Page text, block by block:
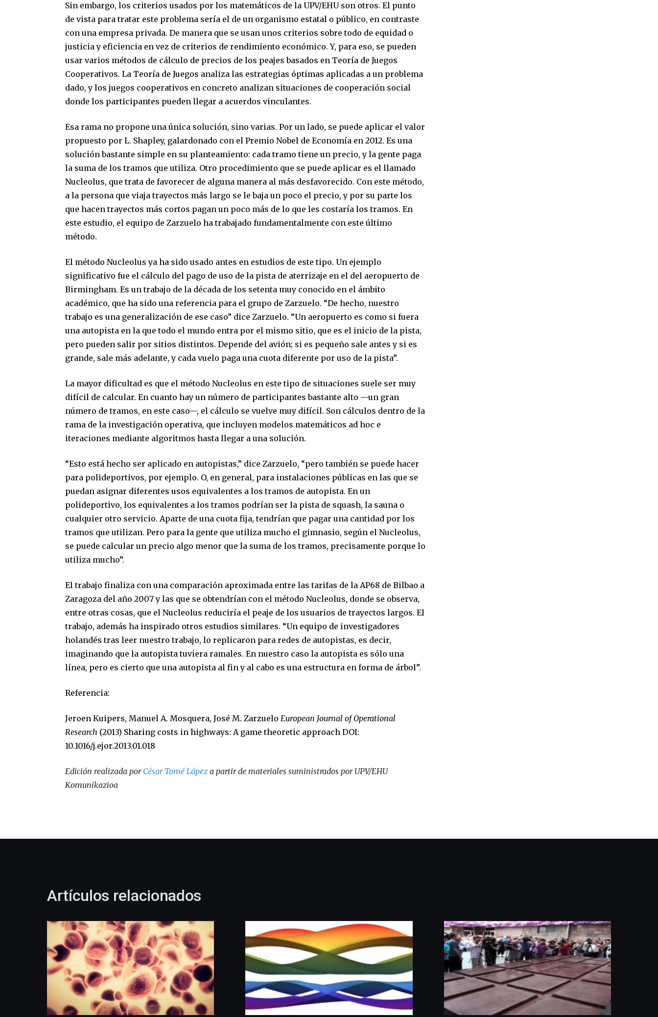
Sin embargo, los criterios usados por los matemáticos de la UPV/EHU son otros. El punto
de vista para tratar este problema sería el de un organismo estatal o público, en contraste
con una empresa privada. De manera que se usan unos criterios sobre todo de equidad o
justicia y eficiencia en vez de criterios de rendimiento económico. Y, para eso, se pueden
usar varios métodos de cálculo de precios de los peajes basados en Teoría de Juegos
Cooperativos. La Teoría de Juegos analiza las estrategias óptimas aplicadas a un problema
dado, y los juegos cooperativos en concreto analizan situaciones de cooperación social
donde los participantes pueden llegar a acuerdos vinculantes.
Esa rama no propone una única solución, sino varias. Por un lado, se puede aplicar el valor
propuesto por L. Shapley, galardonado con el Premio Nobel de Economía en 2012. Es una
solución bastante simple en su planteamiento: cada tramo tiene un precio, y la gente paga
la suma de los tramos que utiliza. Otro procedimiento que se puede aplicar es el llamado
Nucleolus, que trata de favorecer de alguna manera al más desfavorecido. Con este método,
a la persona que viaja trayectos más largo se le baja un poco el precio, y por su parte los
que hacen trayectos más cortos pagan un poco más de lo que les costaría los tramos. En
este estudio, el equipo de Zarzuelo ha trabajado fundamentalmente con este último
método.
El método Nucleolus ya ha sido usado antes en estudios de este tipo. Un ejemplo
significativo fue el cálculo del pago de uso de la pista de aterrizaje en el del aeropuerto de
Birmingham. Es un trabajo de la década de los setenta muy conocido en el ámbito
académico, que ha sido una referencia para el grupo de Zarzuelo. “De hecho, nuestro
trabajo es una generalización de ese caso” dice Zarzuelo. “Un aeropuerto es como si fuera
una autopista en la que todo el mundo entra por el mismo sitio, que es el inicio de la pista,
pero pueden salir por sitios distintos. Depende del avión; si es pequeño sale antes y si es
grande, sale más adelante, y cada vuelo paga una cuota diferente por uso de la pista”.
La mayor dificultad es que el método Nucleolus en este tipo de situaciones suele ser muy
difícil de calcular. En cuanto hay un número de participantes bastante alto —un gran
número de tramos, en este caso—, el cálculo se vuelve muy difícil. Son cálculos dentro de la
rama de la investigación operativa, que incluyen modelos matemáticos ad hoc e
iteraciones mediante algoritmos hasta llegar a una solución.
“Esto está hecho ser aplicado en autopistas,” dice Zarzuelo, “pero también se puede hacer
para polideportivos, por ejemplo. O, en general, para instalaciones públicas en las que se
puedan asignar diferentes usos equivalentes a los tramos de autopista. En un
polideportivo, los equivalentes a los tramos podrían ser la pista de squash, la sauna o
cualquier otro servicio. Aparte de una cuota fija, tendrían que pagar una cantidad por los
tramos que utilizan. Pero para la gente que utiliza mucho el gimnasio, según el Nucleolus,
se puede calcular un precio algo menor que la suma de los tramos, precisamente porque lo
utiliza mucho”.
El trabajo finaliza con una comparación aproximada entre las tarifas de la AP68 de Bilbao a
Zaragoza del año 2007 y las que se obtendrían con el método Nucleolus, donde se observa,
entre otras cosas, que el Nucleolus reduciría el peaje de los usuarios de trayectos largos. El
trabajo, además ha inspirado otros estudios similares. “Un equipo de investigadores
holandés tras leer nuestro trabajo, lo replicaron para redes de autopistas, es decir,
imaginando que la autopista tuviera ramales. En nuestro caso la autopista es sólo una
línea, pero es cierto que una autopista al fin y al cabo es una estructura en forma de árbol”.
Referencia:
Jeroen Kuipers, Manuel A. Mosquera, José M. ZarzueloEuropean Journal of Operational
Research (2013) Sharing costs in highways: A game theoretic approach DOI:
10.1016/j.ejor.2013.01.018
Edición realizada por César Tomé López a partir de materiales suministrados por UPV/EHU
Komunikazioa
Artículos relacionados